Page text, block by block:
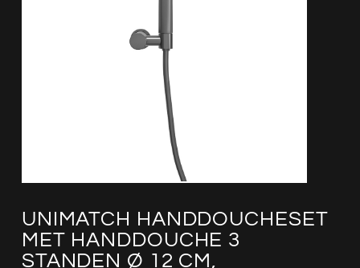
UNIMATCH HANDDOUCHESET
MET HANDDOUCHE 3
STANDEN Ø 12 CM,